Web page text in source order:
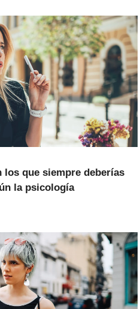
los que siempre deberías
la psicología